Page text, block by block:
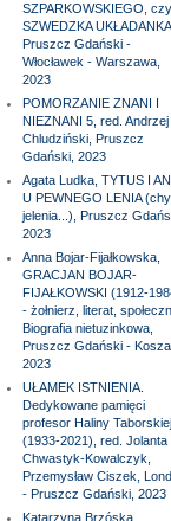
SZPARKOWSKIEGO,
SZWEDZKA UKŁADANKA,
Pruszcz Gdański -
Włocławek - Warszawa,
2023
POMORZANIE ZNANI I
NIEZNANI 5, red. Andrzej
Chludziński, Pruszcz
Gdański, 2023
Agata Ludka, TYTUS I
U PEWNEGO LENIA
jelenia...), Pruszcz
2023
Anna Bojar-Fijałkowska,
GRACJAN BOJAR-
FIJAŁKOWSKI (1912-
- żołnierz, literat,
Biografia nietuzinkowa,
Pruszcz Gdański -
2023
UŁAMEK ISTNIENIA.
Dedykowane pamięci
profesor Haliny Taborskiej
(1933-2021), red. Jolanta
Chwastyk-Kowalczyk,
Przemysław Ciszek,
- Pruszcz Gdański, 2023
Katarzyna Brzóska,